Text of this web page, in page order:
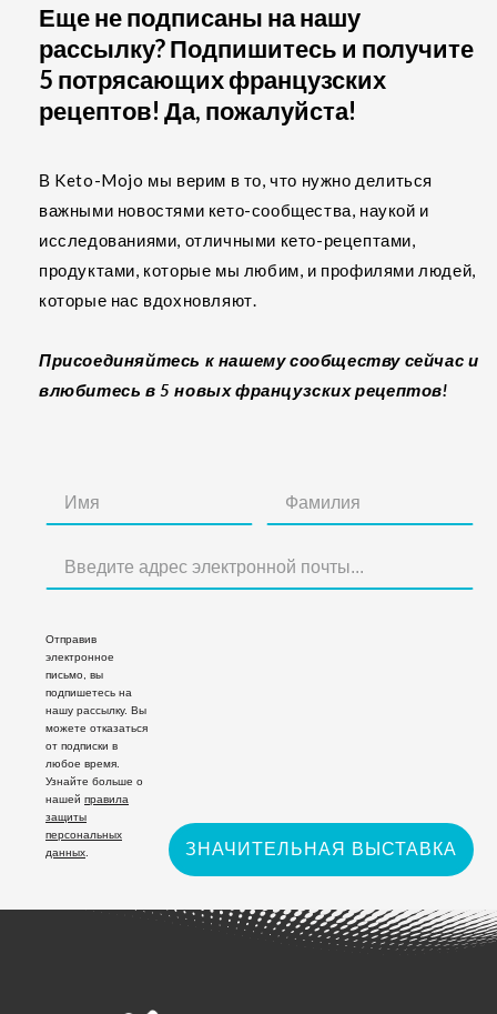
Еще не подписаны на нашу
рассылку? Подпишитесь и получите
5 потрясающих французских
рецептов! Да, пожалуйста!
В Keto-Mojo мы верим в то, что нужно делиться
важными новостями кето-сообщества, наукой и
исследованиями, отличными кето-рецептами,
продуктами, которые мы любим, и профилями людей,
которые нас вдохновляют.
Присоединяйтесь к нашему сообществу сейчас и
влюбитесь в 5 новых французских рецептов!
Отправив
электронное
письмо, вы
подпишетесь на
нашу рассылку. Вы
можете отказаться
от подписки в
любое время.
Узнайте больше о
нашей правила
защиты
персональных
данных
ЗНАЧИТЕЛЬНАЯ ВЫСТАВКА